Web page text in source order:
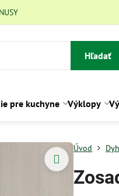
Hľadať
pre kuchyne Výklopy
Úvod